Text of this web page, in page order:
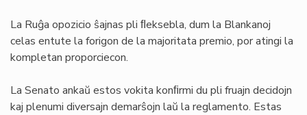
La Ruĝa opozicio ŝajnas pli ﬂeksebla, dum la Blankanoj
celas entute la forigon de la majoritata premio, por atingi la
kompletan proporciecon.
La Senato ankaŭ estos vokita konﬁrmi du pli fruajn decidojn
kaj plenumi diversajn demarŝojn laŭ la reglamento. Estas